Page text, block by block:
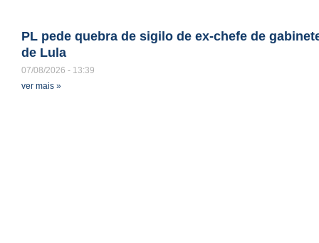
PL pede quebra de sigilo de ex-chefe de
de Lula
07/08/2026
13:39
ver mais »